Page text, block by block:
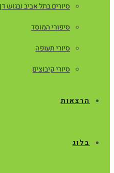
סיורים בתל אביב ובגוש דן
סיפורי המוסד
סיורי תעופה
סיורי קיבוצים
הרצאות
בלוג